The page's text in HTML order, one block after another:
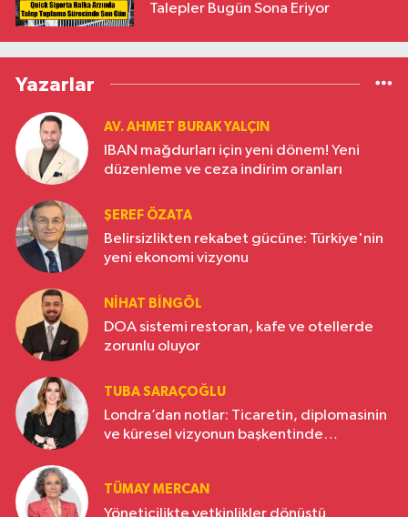
Talepler Bugün Sona Eriyor
Yazarlar
AV. AHMET BURAK YALÇIN
IBAN mağdurları için yeni dönem! Yeni
düzenleme ve ceza indirim oranları
ŞEREF ÖZATA
Belirsizlikten rekabet gücüne: Türkiye'nin
yeni ekonomi vizyonu
NIHAT BINGÖL
DOA sistemi restoran, kafe ve otellerde
zorunlu oluyor
TUBA SARAÇOĞLU
Londra’dan notlar: Ticaretin, diplomasinin
ve küresel vizyonun başkentinde
TÜMAY MERCAN
Yöneticilikte yetkinlikler dönüştü